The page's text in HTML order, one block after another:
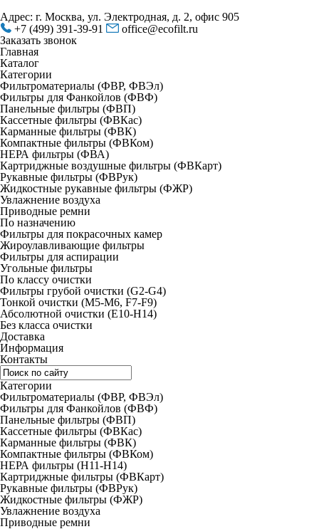
Адрес: г. Москва, ул. Электродная, д. 2, офис 905
+7 (499) 391-39-91
office@ecofilt.ru
Заказать звонок
Главная
Каталог
Категории
Фильтроматериалы (ФВР, ФВЭл)
Фильтры для Фанкойлов (ФВФ)
Панельные фильтры (ФВП)
Кассетные фильтры (ФВКас)
Карманные фильтры (ФВК)
Компактные фильтры (ФВКом)
НЕРА фильтры (ФВА)
Картриджные воздушные фильтры (ФВКарт)
Рукавные фильтры (ФВРук)
Жидкостные рукавные фильтры (ФЖР)
Увлажнение воздуха
Приводные ремни
По назначению
Фильтры для покрасочных камер
Жироулавливающие фильтры
Фильтры для аспирации
Угольные фильтры
По классу очистки
Фильтры грубой очистки (G2-G4)
Тонкой очистки (М5-М6, F7-F9)
Абсолютной очистки (Е10-H14)
Без класса очистки
Доставка
Информация
Контакты
Категории
Фильтроматериалы (ФВР, ФВЭл)
Фильтры для Фанкойлов (ФВФ)
Панельные фильтры (ФВП)
Кассетные фильтры (ФВКас)
Карманные фильтры (ФВК)
Компактные фильтры (ФВКом)
НЕРА фильтры (H11-H14)
Картриджные фильтры (ФВКарт)
Рукавные фильтры (ФВРук)
Жидкостные фильтры (ФЖР)
Увлажнение воздуха
Приводные ремни